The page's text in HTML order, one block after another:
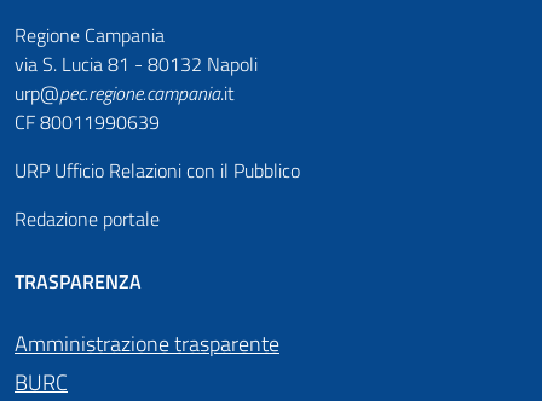
Regione Campania
via S. Lucia 81 - 80132 Napoli
urp@pec.regione.campania.it
CF 80011990639
URP Ufficio Relazioni con il Pubblico
Redazione portale
TRASPARENZA
Amministrazione trasparente
BURC